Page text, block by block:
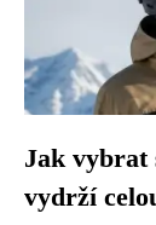
Jak vybrat
vydrží